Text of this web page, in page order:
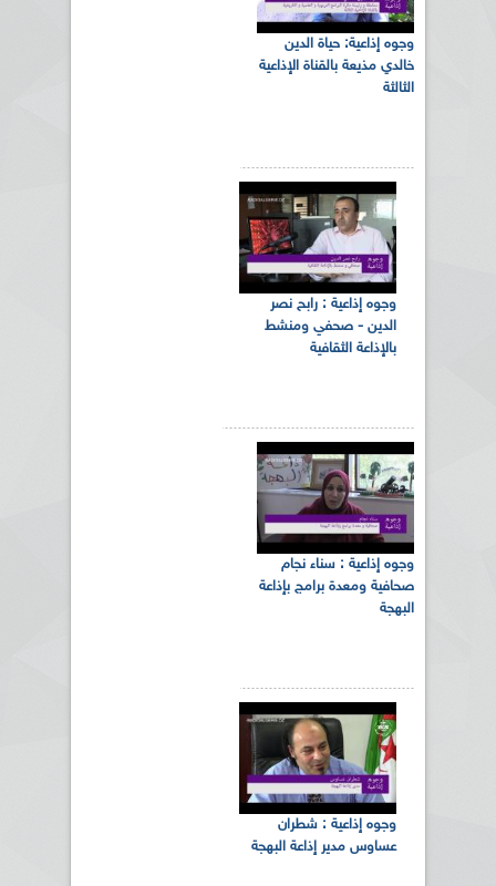
وجوه إذاعية: حياة الدين
خالدي مذيعة بالقناة الإذاعية
الثالثة
وجوه إذاعية : رابح نصر
الدين - صحفي ومنشط
بالإذاعة الثقافية
وجوه إذاعية : سناء نجام
صحافية ومعدة برامج بإذاعة
البهجة
وجوه إذاعية : شطران
عساوس مدير إذاعة البهجة